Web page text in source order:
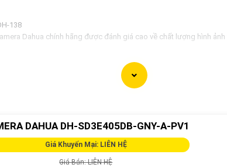
138
Dahua chính hãng được đánh giá cao về chất lượng hình
nghiệp nhưng Camera Dahua chính hãng vẫn có mức giá vô cùng
các mẫu thiết kế đa dạng, từ dạng bán cầu cho đến dạng hồng
tư vấn và báo giá tốt nhất cho dự án của bạn, vui lòng liên
Dahua chính hãng và quyết định cho dự án của mình. Nếu cần
DAHUA DH-SD3E405DB-GNY-A-PV1
Giá Khuyến Mại: LIÊN HỆ
Giá Bán: LIÊN HỆ